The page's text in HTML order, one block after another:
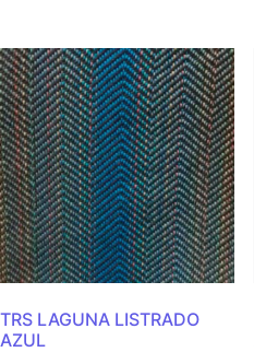
TRS LAGUNA LISTRADO
AZUL